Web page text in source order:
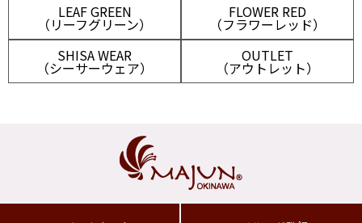
LEAF GREEN
（リーフグリーン）
FLOWER RED
（フラワーレッド）
SHISA WEAR
（シーサーウェア）
OUTLET
（アウトレット）